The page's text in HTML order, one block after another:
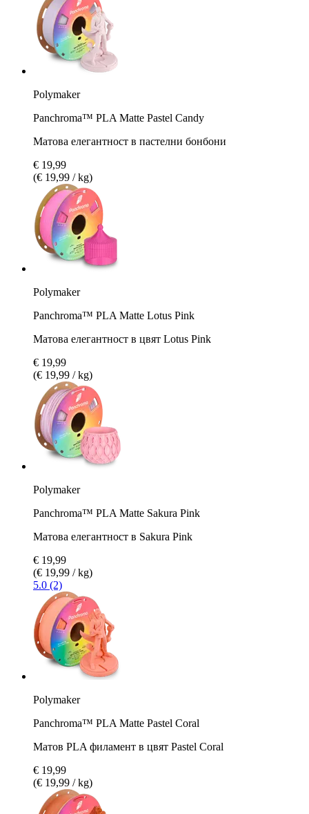
Polymaker
Panchroma™ PLA Matte Pastel Candy
Матова елегантност в пастелни бонбони
€ 19,99
(€ 19,99 / kg)
Polymaker
Panchroma™ PLA Matte Lotus Pink
Матова елегантност в цвят Lotus Pink
€ 19,99
(€ 19,99 / kg)
Polymaker
Panchroma™ PLA Matte Sakura Pink
Матова елегантност в Sakura Pink
€ 19,99
(€ 19,99 / kg)
5.0 (2)
Polymaker
Panchroma™ PLA Matte Pastel Coral
Матов PLA филамент в цвят Pastel Coral
€ 19,99
(€ 19,99 / kg)